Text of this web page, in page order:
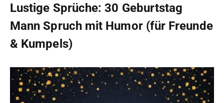
Lustige Sprüche: 30 Geburtstag
Mann Spruch mit Humor (für Freunde
& Kumpels)